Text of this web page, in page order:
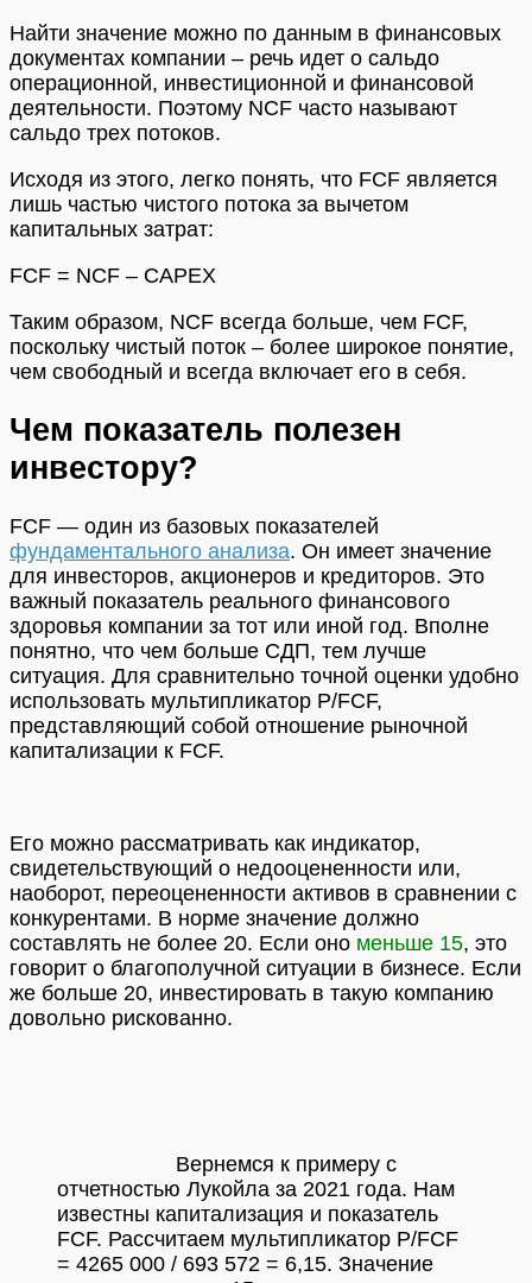
Найти значение можно по данным в финансовых
документах компании – речь идет о сальдо
операционной, инвестиционной и финансовой
деятельности. Поэтому NCF часто называют
сальдо трех потоков.
Исходя из этого, легко понять, что FCF является
лишь частью чистого потока за вычетом
капитальных затрат:
FCF = NCF – CAPEX
Таким образом, NCF всегда больше, чем FCF,
поскольку чистый поток – более широкое понятие,
чем свободный и всегда включает его в себя.
Чем показатель полезен
инвестору?
FCF — один из базовых показателей
фундаментального анализа. Он имеет значение
для инвесторов, акционеров и кредиторов. Это
важный показатель реального финансового
здоровья компании за тот или иной год. Вполне
понятно, что чем больше СДП, тем лучше
ситуация. Для сравнительно точной оценки удобно
использовать мультипликатор P/FCF,
представляющий собой отношение рыночной
капитализации к FCF.
Его можно рассматривать как индикатор,
свидетельствующий о недооцененности или,
наоборот, переоцененности активов в сравнении с
конкурентами. В норме значение должно
составлять не более 20. Если оно меньше 15, это
говорит о благополучной ситуации в бизнесе. Если
же больше 20, инвестировать в такую компанию
довольно рискованно.
Вернемся к примеру с
отчетностью Лукойла за 2021 года. Нам
известны капитализация и показатель
FCF. Рассчитаем мультипликатор P/FCF
= 4265 000 / 693 572 = 6,15. Значение